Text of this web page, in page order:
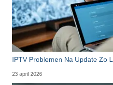
IPTV Problemen Na Update Zo
23 april 2026